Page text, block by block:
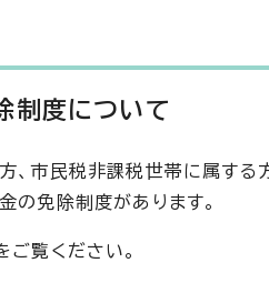
制度について
、市民税非課税世帯に属す
の免除制度があります。
ご覧ください。